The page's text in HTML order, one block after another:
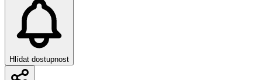
Hlídat dostupnost